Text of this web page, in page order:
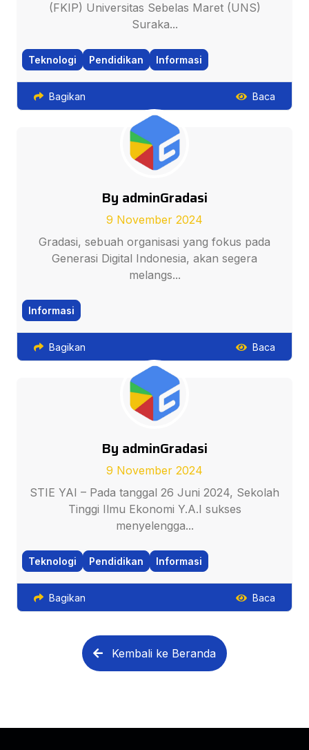
(FKIP) Universitas Sebelas Maret (UNS)
Suraka...
Teknologi Pendidikan Informasi
Bagikan Baca
By adminGradasi
9 November 2024
Gradasi, sebuah organisasi yang fokus pada
Generasi Digital Indonesia, akan segera
melangs...
Informasi
Bagikan Baca
By adminGradasi
9 November 2024
STIE YAI – Pada tanggal 26 Juni 2024, Sekolah
Tinggi Ilmu Ekonomi Y.A.I sukses
menyelengga...
Teknologi Pendidikan Informasi
Bagikan Baca
Kembali ke Beranda